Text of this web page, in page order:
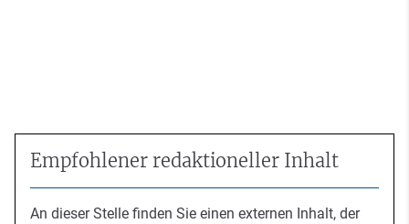
Empfohlener redaktioneller Inhalt
An dieser Stelle finden Sie einen externen Inhalt, der